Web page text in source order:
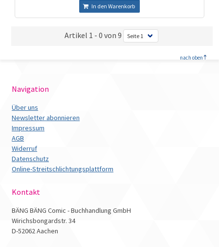
In den Warenkorb
Artikel 1 - 0 von 9
nach oben
Navigation
Über uns
Newsletter abonnieren
Impressum
AGB
Widerruf
Datenschutz
Online-Streitschlichtungsplattform
Kontakt
BÄNG BÄNG Comic - Buchhandlung GmbH
Wirichsbongardstr. 34
D-52062 Aachen